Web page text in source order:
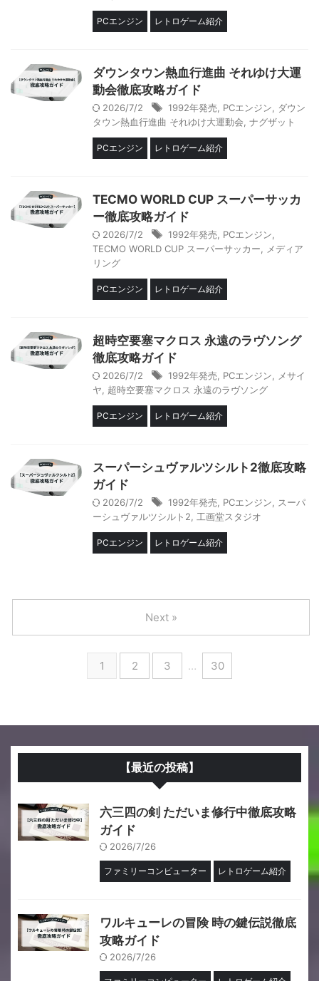
PCエンジン レトロゲーム紹介
ダウンタウン熱血行進曲 それゆけ大運
動会徹底攻略ガイド
2026/7/2 1992年発売 PCエンジン
ダウン
タウン熱血行進曲 それゆけ大運動会 ナグザット
PCエンジン レトロゲーム紹介
TECMO WORLD CUP スーパーサッカ
ー徹底攻略ガイド
2026/7/2 1992年発売 PCエンジン
TECMO WORLD CUP スーパーサッカー
メディア
リング
PCエンジン レトロゲーム紹介
超時空要塞マクロス 永遠のラヴソング
徹底攻略ガイド
2026/7/2 1992年発売 PCエンジン
メサイ
ヤ
超時空要塞マクロス 永遠のラヴソング
PCエンジン レトロゲーム紹介
スーパーシュヴァルツシルト2徹底攻略
ガイド
2026/7/2 1992年発売 PCエンジン
スーパ
ーシュヴァルツシルト2
工画堂スタジオ
PCエンジン レトロゲーム紹介
1 2 3 … 30
Next »
【最近の投稿】
六三四の剣 ただいま修行中徹底攻略
ガイド
2026/7/26
ファミリーコンピューター レトロゲーム紹介
ワルキューレの冒険 時の鍵伝説徹底
攻略ガイド
2026/7/26